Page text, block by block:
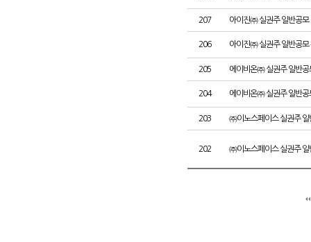
207 아이진㈜ 실권주 일반공모
206 아이진㈜ 실권주 일반공모
205 에이비온㈜ 실권주 일반공
204 에이비온㈜ 실권주 일반공
203 ㈜이노스페이스 실권주 일
202 ㈜이노스페이스 실권주 일